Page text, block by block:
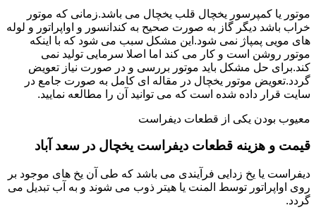
موتور یا کمپرسور یخچال قلب یخچال می باشد.زمانی که موتور
خراب باشد دیگر گاز به صورت صحیح به کندانسور و اواپراتور و لوله
های مویی پمپاژ نمی شود.این مشکل سبب می شود که با اینکه
موتور روشن است و کار می کند اما اصلا سرمایی تولید نمی
کند.برای حل مشکل باید موتور بررسی و در صورت نیاز تعویض
گردد.تعویض موتور یخچال در مقاله ای کامل به صورت جامع در
سایت قرار داده شده است که می توانید آن را مطالعه نمایید.
معیوب بودن یکی از قطعات دیفراست
قیمت و هزینه قطعات دیفراست یخچال در سعد آباد
دیفراست یا یخ زدایی فرآیندی می باشد که طی آن یخ های موجود بر
روی اواپراتور توسط المنت یا هیتر ذوب می شوند و به آب تبدیل می
گردد.